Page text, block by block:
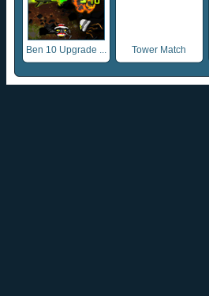
Ben 10 Upgrade ... Tower Match